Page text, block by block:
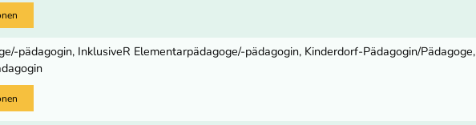
pädagogin, InklusiveR Elementarpädagoge/-pädagogin, Kinderdorf-Pädagogin/Pädagoge,